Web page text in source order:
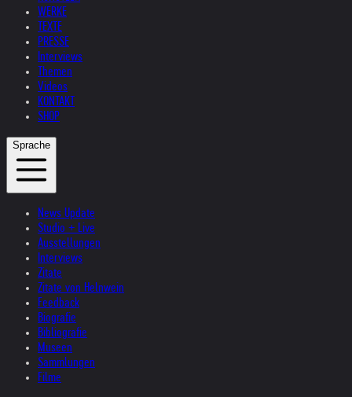
WERKE
TEXTE
PRESSE
Interviews
Themen
Videos
KONTAKT
SHOP
Sprache
News Update
Studio + Live
Ausstellungen
Interviews
Zitate
Zitate von Helnwein
Feedback
Biografie
Bibliografie
Museen
Sammlungen
Filme